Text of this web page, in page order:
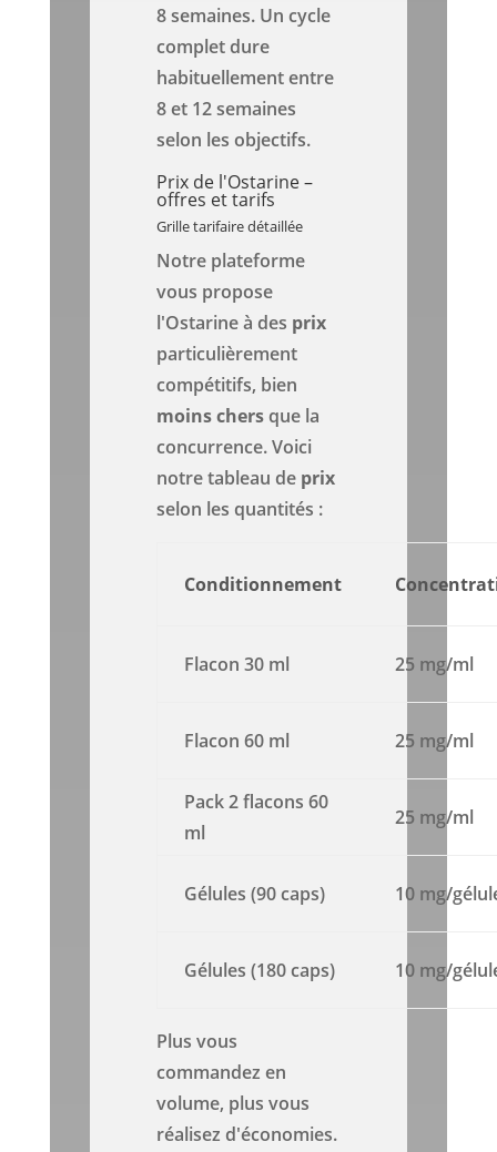
8 semaines. Un cycle
complet dure
habituellement entre
8 et 12 semaines
selon les objectifs.
Prix de l'Ostarine –
offres et tarifs
Grille tarifaire détaillée
Notre plateforme
vous propose
l'Ostarine à des prix
particulièrement
compétitifs, bien
moins chersque la
concurrence. Voici
notre tableau de prix
selon les quantités :
Conditionnement
Flacon 30 ml 25 mg/ml
Flacon 60 ml 25 mg/ml
Pack 2 flacons 60
ml
25 mg/ml
Gélules (90 caps) 10 mg/
Gélules (180 caps) 10 mg/
Plus vous
commandez en
volume, plus vous
réalisez d'économies.